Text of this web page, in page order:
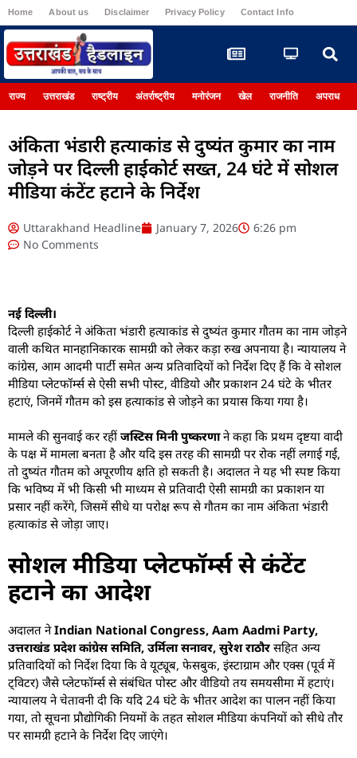
Home About us Disclaimer Privacy Policy Contact Info
राज्य उत्तराखंड राष्ट्रीय अंतर्राष्ट्रीय मनोरंजन खेल राजनीति अपराध
अंकिता भंडारी हत्याकांड से दुष्यंत कुमार का नाम
जोड़ने पर दिल्ली हाईकोर्ट सख्त, 24 घंटे में सोशल
मीडिया कंटेंट हटाने के निर्देश
Uttarakhand Headline January 7, 2026
6:26 pm
No Comments
नई दिल्ली।
दिल्ली हाईकोर्ट ने अंकिता भंडारी हत्याकांड से दुष्यंत कुमार गौतम का नाम जोड़ने
वाली कथित मानहानिकारक सामग्री को लेकर कड़ा रुख अपनाया है। न्यायालय ने
कांग्रेस, आम आदमी पार्टी समेत अन्य प्रतिवादियों को निर्देश दिए हैं कि वे सोशल
मीडिया प्लेटफॉर्म्स से ऐसी सभी पोस्ट, वीडियो और प्रकाशन 24 घंटे के भीतर
हटाएं, जिनमें गौतम को इस हत्याकांड से जोड़ने का प्रयास किया गया है।
मामले की सुनवाई कर रहीं जस्टिस मिनी पुष्करणाने कहा कि प्रथम दृष्टया वादी
के पक्ष में मामला बनता है और यदि इस तरह की सामग्री पर रोक नहीं लगाई गई,
तो दुष्यंत गौतम को अपूरणीय क्षति हो सकती है। अदालत ने यह भी स्पष्ट किया
कि भविष्य में भी किसी भी माध्यम से प्रतिवादी ऐसी सामग्री का प्रकाशन या
प्रसार नहीं करेंगे, जिसमें सीधे या परोक्ष रूप से गौतम का नाम अंकिता भंडारी
हत्याकांड से जोड़ा जाए।
सोशल मीडिया प्लेटफॉर्म्स से कंटेंट
हटाने का आदेश
अदालत नेIndian National Congress, Aam Aadmi Party,
उत्तराखंड प्रदेश कांग्रेस समिति, उर्मिला सनावर, सुरेश राठौर सहित अन्य
प्रतिवादियों को निर्देश दिया कि वे यूट्यूब, फेसबुक, इंस्टाग्राम और एक्स (पूर्व में
ट्विटर) जैसे प्लेटफॉर्म्स से संबंधित पोस्ट और वीडियो तय समयसीमा में हटाएं।
न्यायालय ने चेतावनी दी कि यदि 24 घंटे के भीतर आदेश का पालन नहीं किया
गया, तो सूचना प्रौद्योगिकी नियमों के तहत सोशल मीडिया कंपनियों को सीधे तौर
पर सामग्री हटाने के निर्देश दिए जाएंगे।